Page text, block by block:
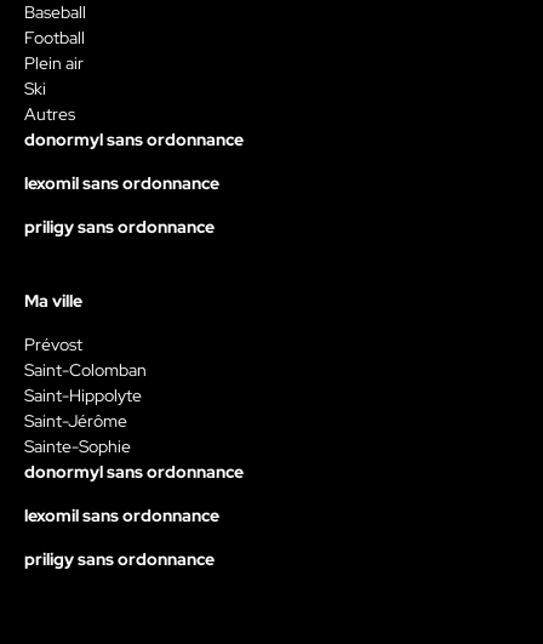
Baseball
Football
Plein air
Ski
Autres
donormyl sans ordonnance
lexomil sans ordonnance
priligy sans ordonnance
Ma ville
Prévost
Saint-Colomban
Saint-Hippolyte
Saint-Jérôme
Sainte-Sophie
donormyl sans ordonnance
lexomil sans ordonnance
priligy sans ordonnance